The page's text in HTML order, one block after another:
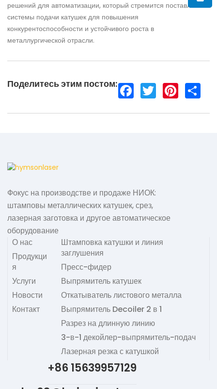
решений для автоматизации, который стремится поставлять
системы подачи катушек для повышения
конкурентоспособности и устойчивого роста в
металлургической отрасли.
Поделитесь этим постом:
Фокус на производстве и продаже НИОК:
штамповы металлических катушек, срез,
лазерная заготовка и другое автоматическое
оборудование
О нас
Продукци
я
Услуги
Новости
Контакт
Штамповка катушки и линия
заглушения
Пресс-фидер
Выпрямитель катушек
Откатыватель листового металла
Выпрямитель Decoiler 2 в 1
Разрез на длинную линию
3-в-1 декойлер-выпрямитель-подач
Лазерная резка с катушкой
+86 15639957129